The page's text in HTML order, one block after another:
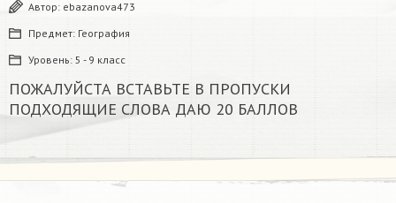
Автор: ebazanova473
Предмет: География
Уровень: 5 - 9 класс
ПОЖАЛУЙСТА ВСТАВЬТЕ В ПРОПУСКИ
ПОДХОДЯЩИЕ СЛОВА ДАЮ 20 БАЛЛОВ​